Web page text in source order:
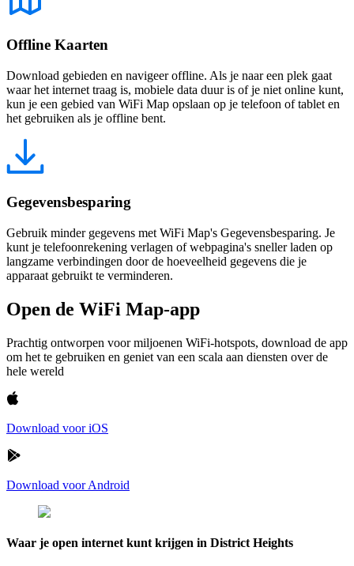
Offline Kaarten
Download gebieden en navigeer offline. Als je naar een plek gaat
waar het internet traag is, mobiele data duur is of je niet online kunt,
kun je een gebied van WiFi Map opslaan op je telefoon of tablet en
het gebruiken als je offline bent.
Gegevensbesparing
Gebruik minder gegevens met WiFi Map's Gegevensbesparing. Je
kunt je telefoonrekening verlagen of webpagina's sneller laden op
langzame verbindingen door de hoeveelheid gegevens die je
apparaat gebruikt te verminderen.
Open de WiFi Map-app
Prachtig ontworpen voor miljoenen WiFi-hotspots, download de app
om het te gebruiken en geniet van een scala aan diensten over de
hele wereld
Download voor iOS
Download voor Android
Waar je open internet kunt krijgen in District Heights